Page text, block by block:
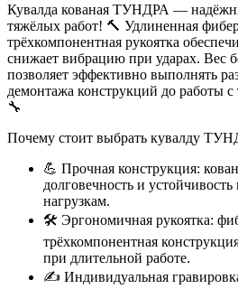
индивидуальной
гравировкой
Кувалда кованая ТУНДРА —
тяжёлых работ! 🔨 Удлиненная
трёхкомпонентная рукоятка
снижает вибрацию при ударах. Вес
позволяет эффективно выполнять
демонтажа конструкций до работы
🔧
Почему стоит выбрать кувалду
💪 Прочная конструкция:
долговечность и
нагрузкам.
🛠 Эргономичная рукоятка:
трёхкомпонентная
при длительной работе.
✍️ Индивидуальная